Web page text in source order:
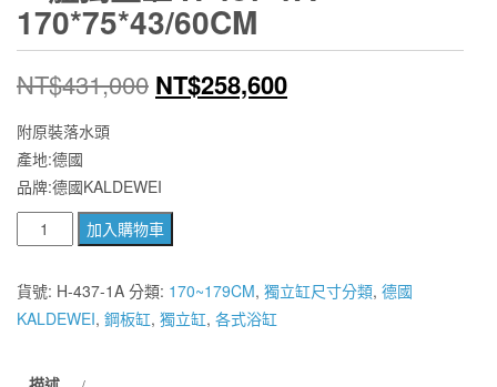
170*75*43/60CM
NT$431,000 原
格：
NT$431,000。
NT$258,600目
附原裝落水頭
產地:德國
品牌:德國KALDEWEI
國
原
裝
KALDEWEI
加入購物車
貨號: H-437-1A 分類: 170~179CM, 獨立缸尺寸分類, 德國
KALDEWEI, 鋼板缸, 獨立缸, 各式浴缸